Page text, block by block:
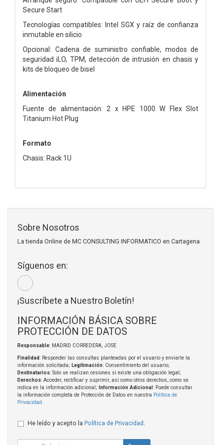
Secure Start
Tecnologías compatibles: Intel SGX y raíz de confianza
inmutable en silicio
Opcional: Cadena de suministro confiable, modos de
seguridad iLO, TPM, detección de intrusión en chasis y
kits de bloqueo de bisel
Alimentación
Fuente de alimentación: 2 x HPE 1000 W Flex Slot
Titanium Hot Plug
Formato
Chasis: Rack 1U
Sobre Nosotros
La tienda Online de MC CONSULTING INFORMATICO en Cartagena
Síguenos en:
¡Suscríbete a Nuestro Boletín!
INFORMACIÓN BÁSICA SOBRE
PROTECCIÓN DE DATOS
Responsable: MADRID CORREDERA, JOSE
Finalidad: Responder las consultas planteadas por el usuario y enviarle la
información solicitada; Legitimación: Consentimiento del usuario;
Destinatarios: Solo se realizan cesiones si existe una obligación legal;
Derechos: Acceder, rectificar y suprimir, así como otros derechos, como se
indica en la información adicional;
Información Adicional : Puede consultar
la información completa de Protección de Datos en nuestra Política de
Privacidad
He leído y acepto la Política de Privacidad